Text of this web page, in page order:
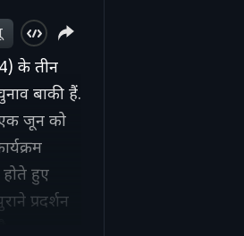
के तीन
बाकी हैं.
जून को
हुए
प्रदर्शन